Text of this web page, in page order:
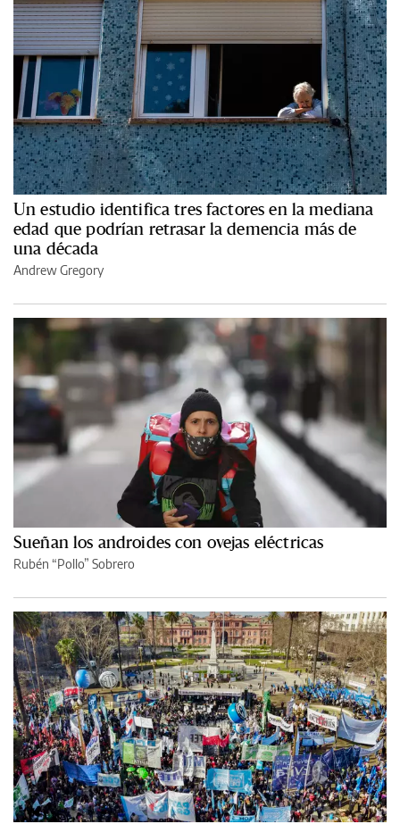
Un estudio identifica tres factores en la mediana
edad que podrían retrasar la demencia más de
una década
Andrew Gregory
Sueñan los androides con ovejas eléctricas
Rubén “Pollo” Sobrero